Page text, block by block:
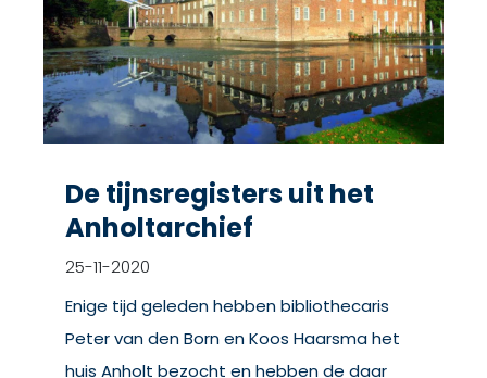
De tijnsregisters uit het
Anholtarchief
25-11-2020
Enige tijd geleden hebben bibliothecaris
Peter van den Born en Koos Haarsma het
huis Anholt bezocht en hebben de daar